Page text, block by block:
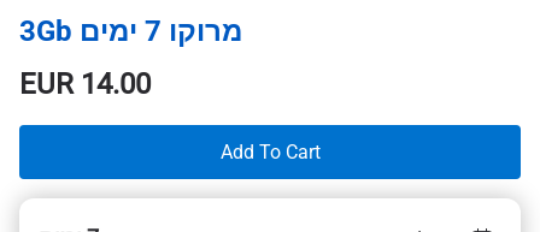
מרוקו 7 ימים 3Gb
EUR14.00
Add To Cart